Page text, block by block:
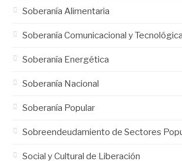
Soberanía Alimentaria
Soberanía Comunicacional y Tecnológica
Soberanía Energética
Soberanía Nacional
Soberanía Popular
Sobreendeudamiento de Sectores
Social y Cultural de Liberación